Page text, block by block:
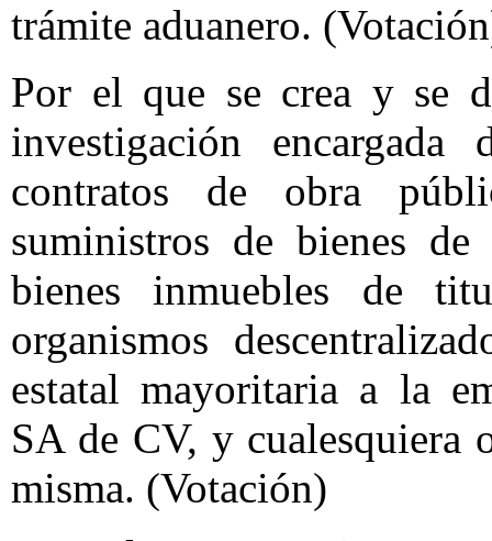
trámite aduanero.
Por el que se crea y se
investigación
contratos de obra
suministros de bienes
bienes inmuebles de
organismos
estatal mayoritaria a la
SA de CV, y cualesquiera
misma. (Votación)